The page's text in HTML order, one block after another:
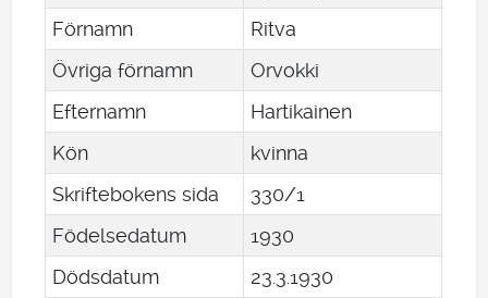
Förnamn
Ritva
Övriga förnamn
Orvokki
Efternamn
Hartikainen
Kön
kvinna
Skriftebokens sida
330/1
Födelsedatum
1930
Dödsdatum
23 31930